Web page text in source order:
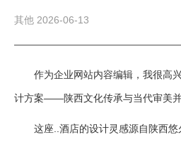
其他 2026-06-13
作为企业网站内容编辑，我很高
计方案——陕西文化传承与当代审美并
这座..酒店的设计灵感源自陕西